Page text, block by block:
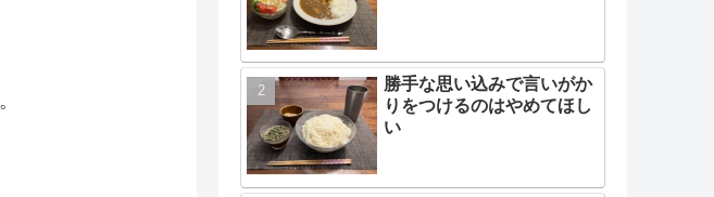
勝手な思い込みで言いがか
りをつけるのはやめてほし
い